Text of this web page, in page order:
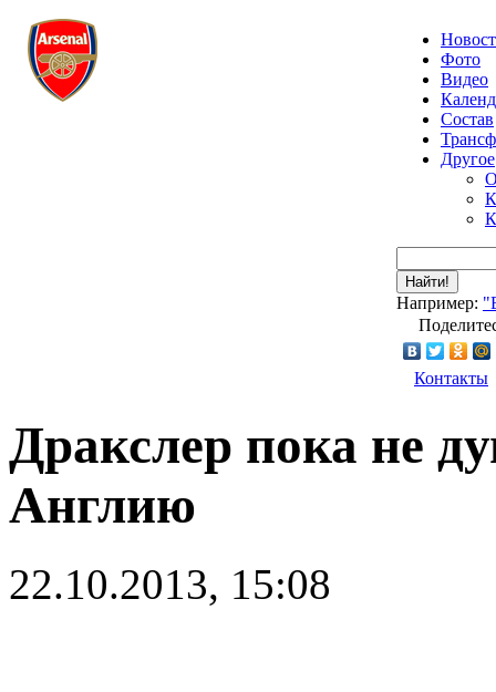
Фото
Видео
Состав
Другое
Найти!
Например:
Контакты
Дракслер пока не
Англию
22.10.2013, 15:08